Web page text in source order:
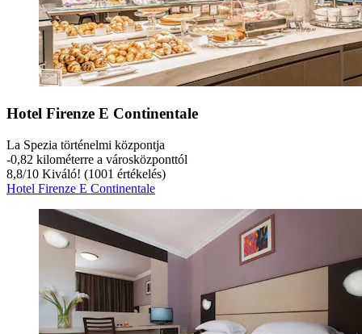
Hotel Firenze E Continentale
La Spezia történelmi központja
‐0,82 kilométerre a városközponttól
8,8/10 Kiváló! (1001 értékelés)
Hotel Firenze E Continentale